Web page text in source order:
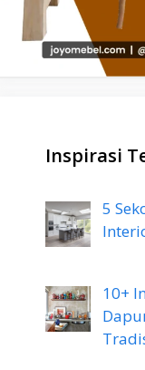
Inspirasi
5
10+